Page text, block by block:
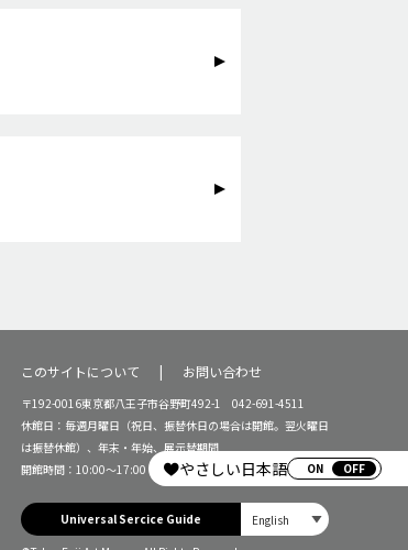
やさしい日本語 ON
このサイトについて お問い合わせ
〒192-0016東京都八王子市谷野町492-1 042-691-4511
休館日：毎週月曜日（祝日、振替休日の場合は開館。翌火曜日
は振替休館）、年末・年始、展示替期間
開館時間：10:00～17:00（16:30受付終了）
Universal Sercice Guide